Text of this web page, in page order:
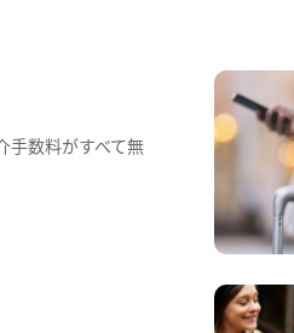
手数料がすべて無